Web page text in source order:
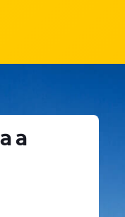
a